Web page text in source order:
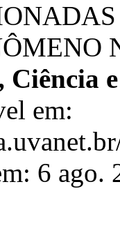
em:
6 ago.